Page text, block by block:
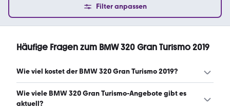
Filter anpassen
Häufige Fragen zum BMW 320 Gran Turismo 2019
Wie viel kostet der BMW 320 Gran Turismo 2019?
Ein guter Preis für einen BMW 320 Gran Turismo 2019 liegt
zwischen 18.867 € und 21.610 €. (Stand: 7.8.2026)
Wie viele BMW 320 Gran Turismo-Angebote gibt es
aktuell?